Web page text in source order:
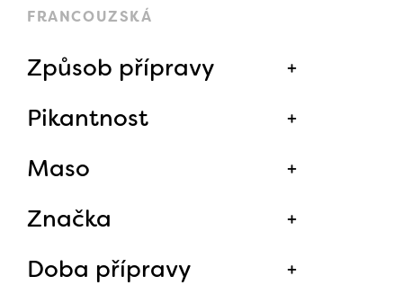
FRANCOUZSKÁ
Způsob přípravy
Pikantnost
Maso
Značka
Doba přípravy